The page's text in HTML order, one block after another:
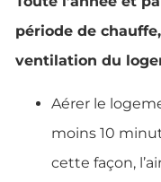
période de
ventilation du
Aérer le
moins 10
cette façon,